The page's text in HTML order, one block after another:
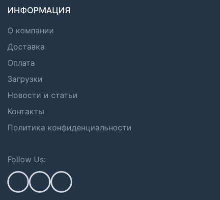
ИНФОРМАЦИЯ
О компании
Доставка
Оплата
Загрузки
Новости и статьи
Контакты
Политика конфиденциальности
Follow Us: